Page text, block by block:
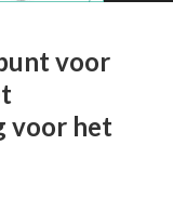
voor
voor het